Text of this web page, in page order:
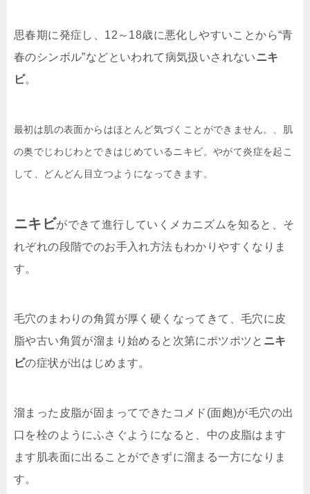
思春期に発症し、12～18歳に悪化しやすいことから“青
春のシンボル”などといわれて病気扱いされないニキ
ビ。
最初は肌の表面からはほとんど気づくことができません。、肌
の奥でじわじわとできはじめているニキビ。やがて炎症を起こ
して、どんどん目立つようになってきます。
ニキビができて進行していくメカニズムを知ると、そ
れぞれの段階でのお手入れ方法もわかりやすくなりま
す。
毛穴のまわりの角質が厚く硬くなってきて、毛穴に皮
脂や古い角質が溜まり始めると次第にポツポツと ニキ
ビの症状が出はじめます。
溜まった皮脂が固まってできたコメド(面皰)が毛穴の出
口を栓のようにふさぐようになると、中の皮脂はます
ます肌表面に出ることができずに溜まる一方になりま
す。